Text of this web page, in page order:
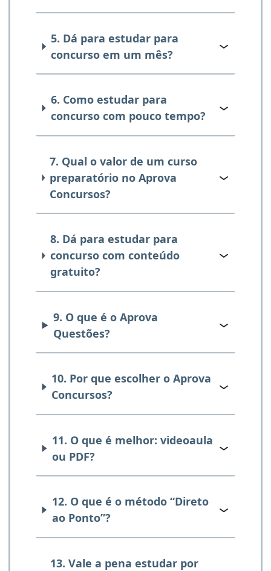
5. Dá para estudar para
concurso em um mês?
6. Como estudar para
concurso com pouco tempo?
7. Qual o valor de um curso
preparatório no Aprova
Concursos?
8. Dá para estudar para
concurso com conteúdo
gratuito?
9. O que é o Aprova
Questões?
10. Por que escolher o Aprova
Concursos?
11. O que é melhor: videoaula
ou PDF?
12. O que é o método “Direto
ao Ponto”?
13. Vale a pena estudar por